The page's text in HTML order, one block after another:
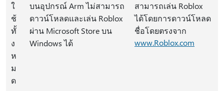
ใ
ช้
ทั้
ง
ห
ม
ด
บนอุปกรณ์ Arm ไม่สามารถ
ดาวน์โหลดและเล่น Roblox
ผ่าน Microsoft Store บน
Windows ได้
สามารถเล่น Roblox
ได้โดยการดาวน์โหลด
ชื่อโดยตรงจาก
www.Roblox.com